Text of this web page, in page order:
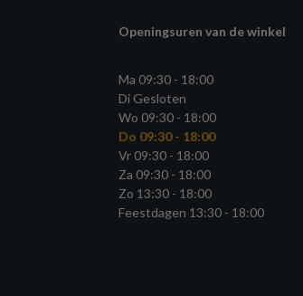
Openingsuren van de winkel
Ma 09:30 - 18:00
Di Gesloten
Wo 09:30 - 18:00
Do 09:30 - 18:00
Vr 09:30 - 18:00
Za 09:30 - 18:00
Zo 13:30 - 18:00
Feestdagen 13:30 - 18:00